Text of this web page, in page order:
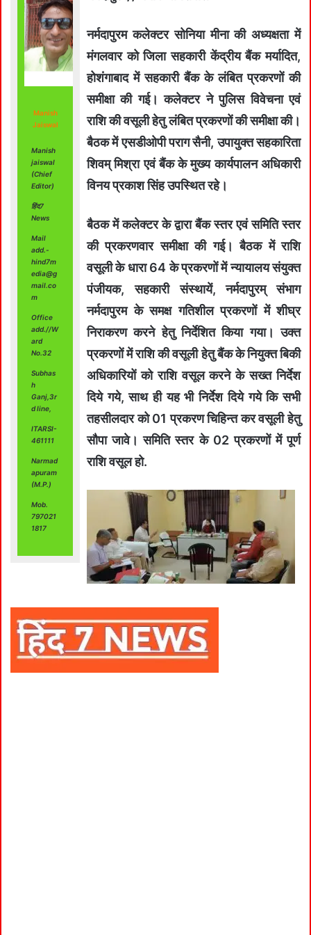
Manish
Jaiswal
Manish
jaiswal
(Chief
Editor)
हिंद7
News
Mail
add.-
hind7m
edia@g
mail.co
m
Office
add.//W
ard
No.32
Subhas
h
Ganj,3r
d line,
ITARSI-
461111
Narmad
apuram
(M.P.)
Mob.
797021
1817
नर्मदापुरम कलेक्टर सोनिया मीना की अध्यक्षता में
मंगलवार को जिला सहकारी केंद्रीय बैंक मर्यादित,
होशंगाबाद में सहकारी बैंक के लंबित प्रकरणों की
समीक्षा की गई। कलेक्‍टर ने पुलिस विवेचना एवं
राशि की वसूली हेतु लंबित प्रकरणों की समीक्षा की।
बैठक में एसडीओपी पराग सैनी, उपायुक्त सहकारिता
शिवम् मिश्रा एवं बैंक के मुख्य कार्यपालन अधिकारी
विनय प्रकाश सिंह उपस्थित रहे।
बैठक में कलेक्टर के द्वारा बैंक स्तर एवं समिति स्तर
की प्रकरणवार समीक्षा की गई। बैठक में राशि
वसूली के धारा 64 के प्रकरणों में न्यायालय संयुक्त
पंजीयक, सहकारी संस्थायें, नर्मदापुरम् संभाग
नर्मदापुरम के समक्ष गतिशील प्रकरणों में शीघ्र
निराकरण करने हेतु निर्देशित किया गया। उक्त
प्रकरणों में राशि की वसूली हेतु बैंक के नियुक्त बिकी
अधिकारियों को राशि वसूल करने के सख्त निर्देश
दिये गये, साथ ही यह भी निर्देश दिये गये कि सभी
तहसीलदार को 01 प्रकरण चिहिन्त कर वसूली हेतु
सौपा जावे। समिति स्तर के 02 प्रकरणों में पूर्ण
राशि वसूल हो.